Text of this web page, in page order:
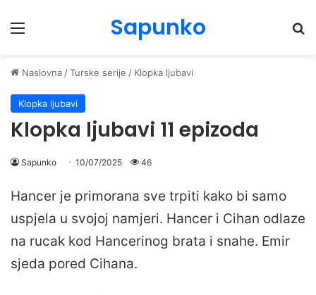
Menu Sapunko
Naslovna /Turske serije / Klopka ljubavi
Klopka ljubavi
Klopka ljubavi 11 epizoda
Sapunko 10/07/2025 46
Hancer je primorana sve trpiti kako bi samo
uspjela u svojoj namjeri. Hancer i Cihan odlaze
na rucak kod Hancerinog brata i snahe. Emir
sjeda pored Cihana.